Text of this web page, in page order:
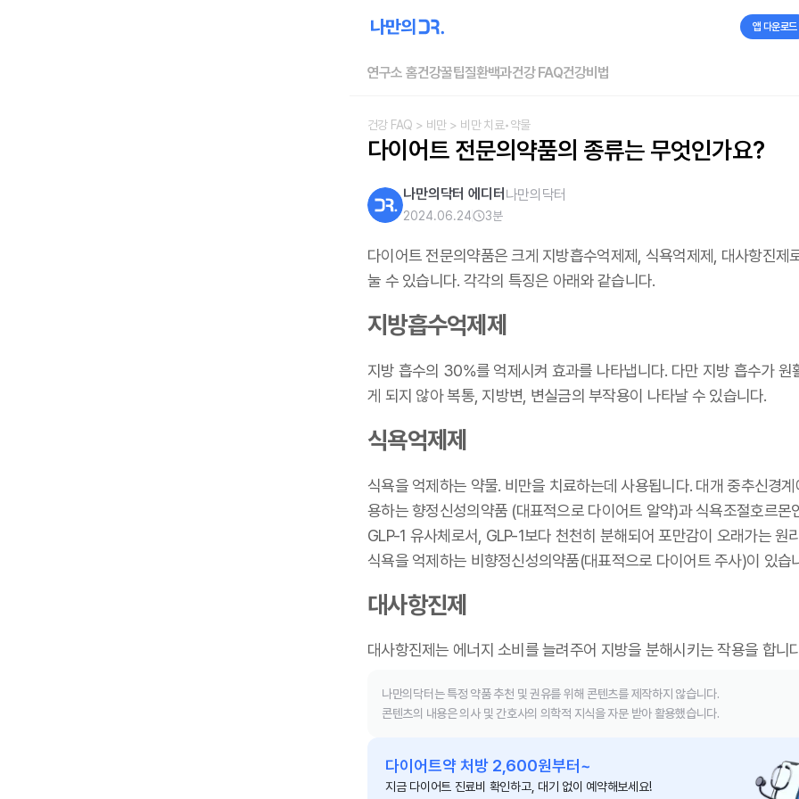
앱 다운로드
연구소 홈건강꿀팁질환백과건강 FAQ건강비법
건강 FAQ > 비만> 비만 치료•약물
다이어트 전문의약품의 종류는 무엇인가요?
나만의닥터 에디터 나만의닥터
2024.06.24 3분
다이어트 전문의약품은 크게 지방흡수억제제, 식욕억제제, 대사항진제
눌 수 있습니다. 각각의 특징은 아래와 같습니다.
지방흡수억제제
지방 흡수의 30%를 억제시켜 효과를 나타냅니다. 다만 지방 흡수가 원
게 되지 않아 복통, 지방변, 변실금의 부작용이 나타날 수 있습니다.
식욕억제제
식욕을 억제하는 약물. 비만을 치료하는데 사용됩니다. 대개 중추신경계
용하는 향정신성의약품 (대표적으로 다이어트 알약)과 식욕조절호르몬
GLP-1 유사체로서, GLP-1보다 천천히 분해되어 포만감이 오래가는 원
식욕을 억제하는 비향정신성의약품(대표적으로 다이어트 주사)이 있습
대사항진제
대사항진제는 에너지 소비를 늘려주어 지방을 분해시키는 작용을 합니
나만의닥터는 특정 약품 추천 및 권유를 위해 콘텐츠를 제작하지 않습니다.
콘텐츠의 내용은 의사 및 간호사의 의학적 지식을 자문 받아 활용했습니다.
다이어트약 처방 2,600원부터~
지금 다이어트 진료비 확인하고, 대기 없이 예약해보세요!